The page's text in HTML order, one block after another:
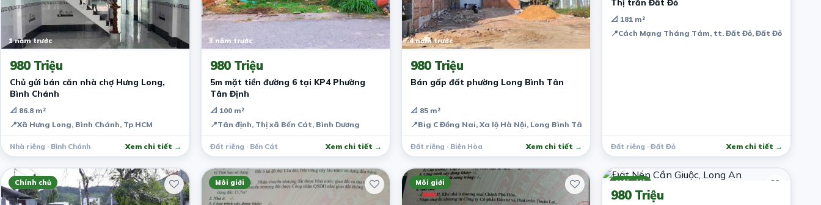
1 năm trước
980 Triệu
Chủ gửi bán căn nhà chợ Hưng Long,
Bình Chánh
📐 86.8 m²
📍Xã Hưng Long, Bình Chánh, Tp HCM
Nhà riêng · Bình Chánh Xem chi tiết →
3 năm trước
980 Triệu
5m mặt tiền đường 6 tại KP4 Phường
Tân Định
📐 100 m²
📍Tân định, Thị xã Bến Cát, Bình Dương
Đất riêng · Bến Cát Xem chi tiết →
4 năm trước
980 Triệu
Bán gấp đất phường Long Bình Tân
📐 85 m²
📍Big C Đồng Nai, Xa lộ Hà Nội, Long Bình Tân, Thành phố Biên Hòa, Đồng Nai, Việt Nam
Đất riêng · Biên Hòa Xem chi tiết →
Thị trấn Đất Đỏ
📐 181 m²
📍Cách Mạng Tháng Tám, tt. Đất Đỏ, Đất Đỏ, Bà Rịa -
Đất riêng · Đất Đỏ Xem chi tiết →
Chính chủ Môi giới Môi giới Môi giới
7 năm trước
980 Triệu